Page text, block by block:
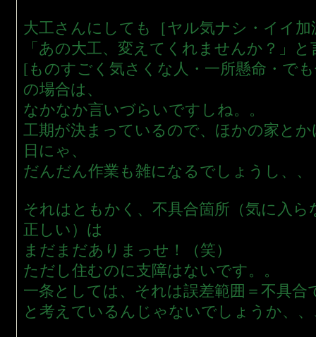
大工さんにしても［ヤル気ナシ・イイ
「あの大工、変えてくれませんか？」
[ものすごく気さくな人・一所懸命・で
の場合は、
なかなか言いづらいですしね。。
工期が決まっているので、ほかの家と
日にゃ、
だんだん作業も雑になるでしょうし、、
それはともかく、不具合箇所（気に入
正しい）は
まだまだありまっせ！（笑）
ただし住むのに支障はないです。。
一条としては、それは誤差範囲＝不具合
と考えているんじゃないでしょうか、、